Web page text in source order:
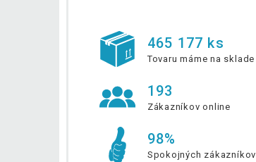
465 177 ks
Tovaru máme na sklade
193
Zákazníkov online
98%
Spokojných zákazníkov